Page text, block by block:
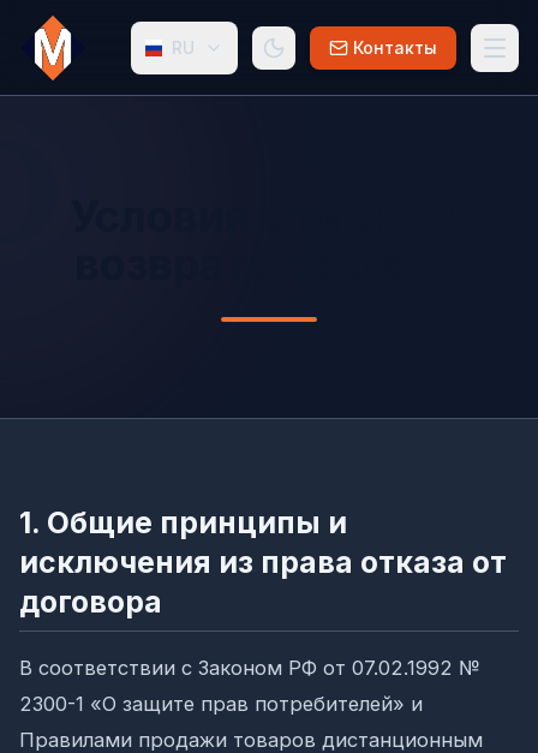
RU Контакты
1. Общие принципы и
исключения из права отказа от
договора
В соответствии с Законом РФ от 07.02.1992 №
2300-1 «О защите прав потребителей» и
Правилами продажи товаров дистанционным